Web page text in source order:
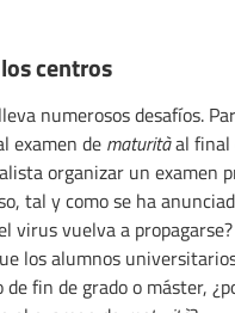
centros
numerosos desafíos.
examen de maturitàal final
organizar un examen
tal y como se ha
virus vuelva a
los alumnos
fin de grado o máster,